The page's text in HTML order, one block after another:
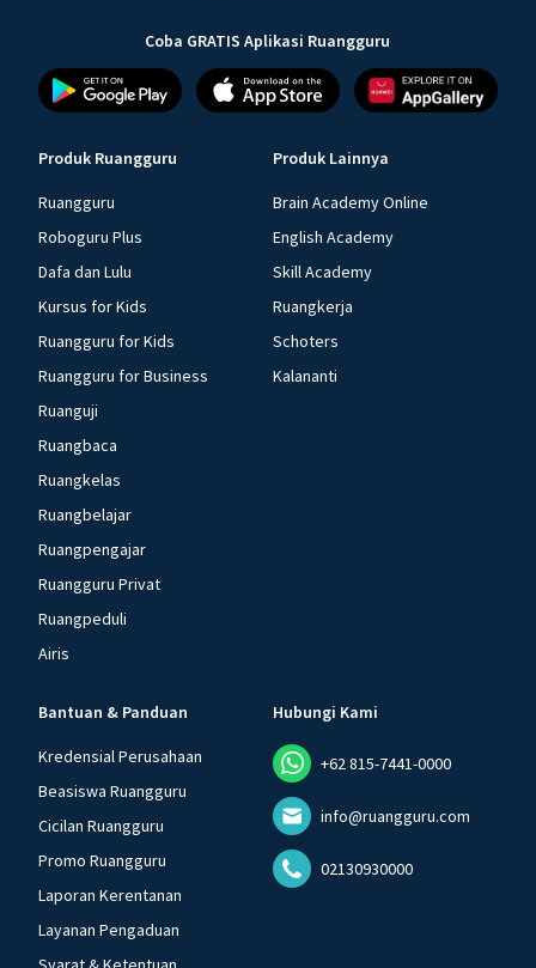
Coba GRATIS Aplikasi Ruangguru
Produk Ruangguru
Ruangguru
Roboguru Plus
Dafa dan Lulu
Kursus for Kids
Ruangguru for Kids
Ruangguru for Business
Ruanguji
Ruangbaca
Ruangkelas
Ruangbelajar
Ruangpengajar
Ruangguru Privat
Ruangpeduli
Airis
Produk Lainnya
Brain Academy Online
English Academy
Skill Academy
Ruangkerja
Schoters
Kalananti
Bantuan & Panduan
Kredensial Perusahaan
Beasiswa Ruangguru
Cicilan Ruangguru
Promo Ruangguru
Laporan Kerentanan
Layanan Pengaduan
Hubungi Kami
+62 815-7441-0000
info@ruangguru.com
02130930000